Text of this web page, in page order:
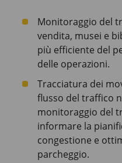
Monitoraggio del
vendita, musei e
più efficiente del
delle operazioni.
Tracciatura dei
flusso del traffico
monitoraggio del
informare la
congestione e
parcheggio.